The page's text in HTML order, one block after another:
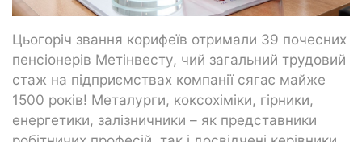
Цьогоріч звання корифеїв отримали 39 почесних
пенсіонерів Метінвесту, чий загальний трудовий
стаж на підприємствах компанії сягає майже
1500 років! Металурги, коксохіміки, гірники,
енергетики, залізничники – як представники